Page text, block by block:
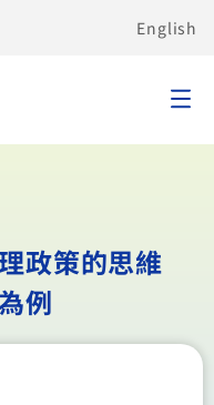
English
政策的思維
例